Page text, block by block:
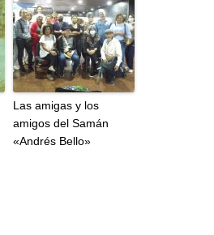
Las amigas y los
amigos del Samán
«Andrés Bello»